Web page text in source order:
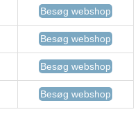
Besøg webshop
Besøg webshop
Besøg webshop
Besøg webshop